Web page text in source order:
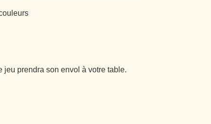
jeu prendra son envol à votre table.